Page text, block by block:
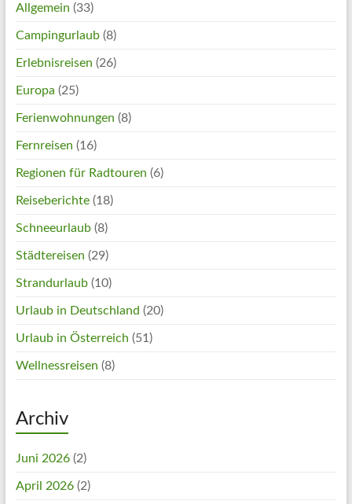
Allgemein (33)
Campingurlaub(8)
Erlebnisreisen (26)
Europa (25)
Ferienwohnungen (8)
Fernreisen (16)
Regionen für Radtouren (6)
Reiseberichte(18)
Schneeurlaub(8)
Städtereisen (29)
Strandurlaub(10)
Urlaub in Deutschland (20)
Urlaub in Österreich (51)
Wellnessreisen (8)
Archiv
Juni 2026(2)
April 2026(2)